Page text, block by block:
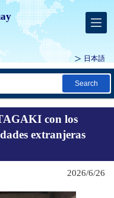
日本語
Search
con los
extranjeras
2026/6/26